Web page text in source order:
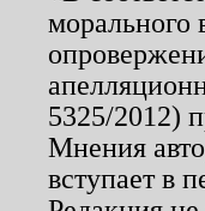
морального
5325/2012)
Мнения
вступает в